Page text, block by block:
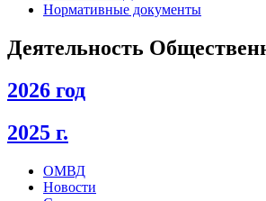
Нормативные документы
Деятельность
2026 год
2025 г.
ОМВД
Новости